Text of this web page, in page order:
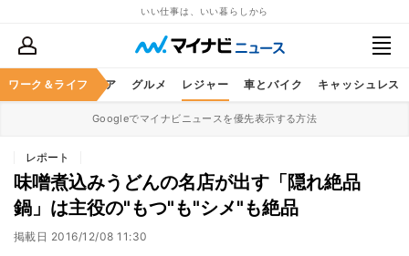
いい仕事は、いい暮らしから
ワーク＆ライフ
暮らし ヘルスケア グルメ レジャー 車とバイク キャッシュレス
Googleでマイナビニュースを優先表示する方法
レポート
味噌煮込みうどんの名店が出す「隠れ絶品
鍋」は主役の"もつ"も"シメ"も絶品
掲載日 2016/12/08 11:30